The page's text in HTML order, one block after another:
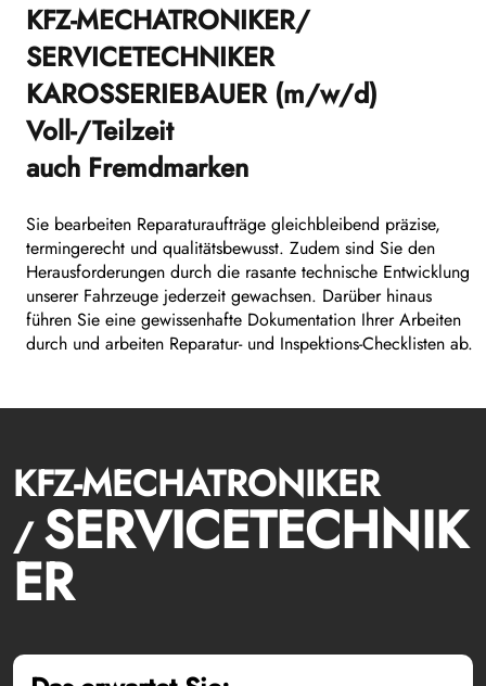
KFZ-MECHATRONIKER/
SERVICETECHNIKER
KAROSSERIEBAUER (m/w/d)
Voll-/Teilzeit
auch Fremdmarken
Sie bearbeiten Reparaturaufträge gleichbleibend präzise,
termingerecht und qualitätsbewusst. Zudem sind Sie den
Herausforderungen durch die rasante technische Entwicklung
unserer Fahrzeuge jederzeit gewachsen. Darüber hinaus
führen Sie eine gewissenhafte Dokumentation Ihrer Arbeiten
durch und arbeiten Reparatur- und Inspektions-Checklisten ab.
KFZ-MECHATRONIKER
/ SERVICETECHNIK
ER